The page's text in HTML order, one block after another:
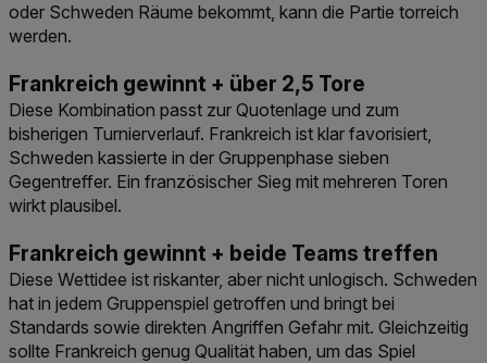
oder Schweden Räume bekommt, kann die Partie torreich
werden.
Frankreich gewinnt + über 2,5 Tore
Diese Kombination passt zur Quotenlage und zum
bisherigen Turnierverlauf. Frankreich ist klar favorisiert,
Schweden kassierte in der Gruppenphase sieben
Gegentreffer. Ein französischer Sieg mit mehreren Toren
wirkt plausibel.
Frankreich gewinnt + beide Teams treffen
Diese Wettidee ist riskanter, aber nicht unlogisch. Schweden
hat in jedem Gruppenspiel getroffen und bringt bei
Standards sowie direkten Angriffen Gefahr mit. Gleichzeitig
sollte Frankreich genug Qualität haben, um das Spiel